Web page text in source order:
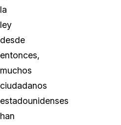
la
ley
desde
entonces,
muchos
ciudadanos
estadounidenses
han